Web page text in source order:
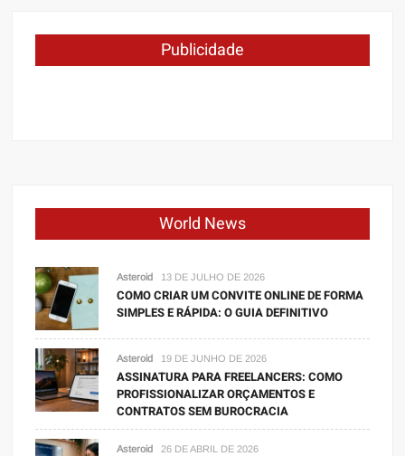
Publicidade
World News
Asteroid 13 DE JULHO DE 2026
COMO CRIAR UM CONVITE ONLINE DE FORMA
SIMPLES E RÁPIDA: O GUIA DEFINITIVO
Asteroid 19 DE JUNHO DE 2026
ASSINATURA PARA FREELANCERS: COMO
PROFISSIONALIZAR ORÇAMENTOS E
CONTRATOS SEM BUROCRACIA
Asteroid 26 DE ABRIL DE 2026